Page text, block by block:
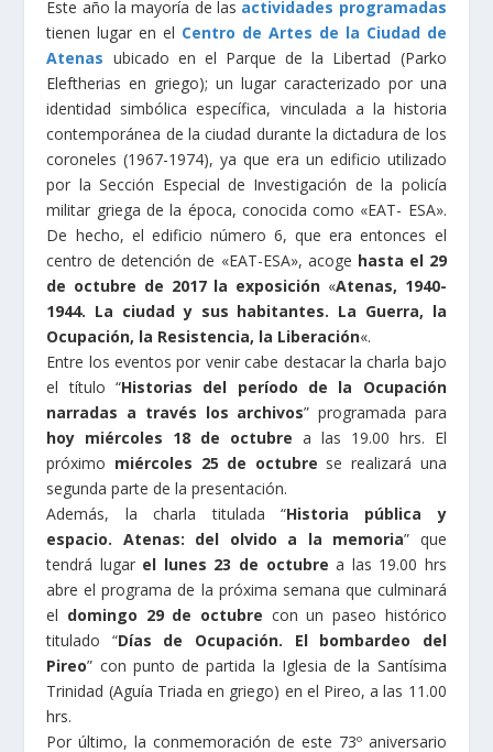
Este año la mayoría de las actividades programadas
tienen lugar en el Centro de Artes de la Ciudad de
Atenas ubicado en el Parque de la Libertad (Parko
Eleftherias en griego); un lugar caracterizado por una
identidad simbólica específica, vinculada a la historia
contemporánea de la ciudad durante la dictadura de los
coroneles (1967-1974), ya que era un edificio utilizado
por la Sección Especial de Investigación de la policía
militar griega de la época, conocida como «EAT- ESA».
De hecho, el edificio número 6, que era entonces el
centro de detención de «EAT-ESA», acoge hasta el 29
de octubre de 2017 la exposición «Atenas, 1940-
1944. La ciudad y sus habitantes. La Guerra, la
Ocupación, la Resistencia, la Liberación«.
Entre los eventos por venir cabe destacar la charla bajo
el título “Historias del período de la Ocupación
narradas a través los archivos” programada para
hoy miércoles 18 de octubre a las 19.00 hrs. El
próximo miércoles 25 de octubre se realizará una
segunda parte de la presentación.
Además, la charla titulada “Historia pública y
espacio. Atenas: del olvido a la memoria” que
tendrá lugar el lunes 23 de octubre a las 19.00 hrs
abre el programa de la próxima semana que culminará
el domingo 29 de octubre con un paseo histórico
titulado “Días de Ocupación. El bombardeo del
Pireo” con punto de partida la Iglesia de la Santísima
Trinidad (Aguía Triada en griego) en el Pireo, a las 11.00
hrs.
Por último, la conmemoración de este 73º aniversario